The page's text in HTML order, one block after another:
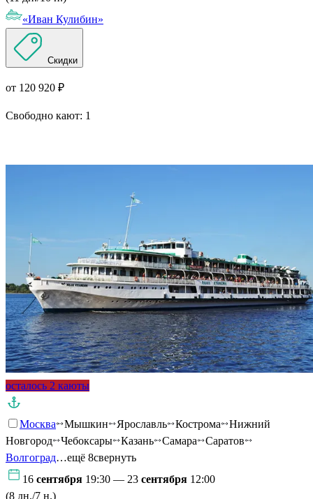
«Иван Кулибин»
Скидки
от 120 920 ₽
Свободно кают: 1
осталось 2 каюты
Москва Мышкин Ярославль Кострома
Нижний
Новгород
Чебоксары Казань Самара
Саратов
Волгоград…ещё 8свернуть
16 сентября 19:30 — 23 сентября 12:00
(8 дн./7 н.)